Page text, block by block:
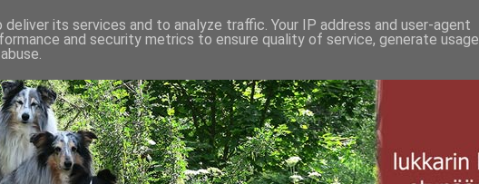
its services and to analyze traffic. Your IP address and user-agent
and security metrics to ensure quality of service, generate usage